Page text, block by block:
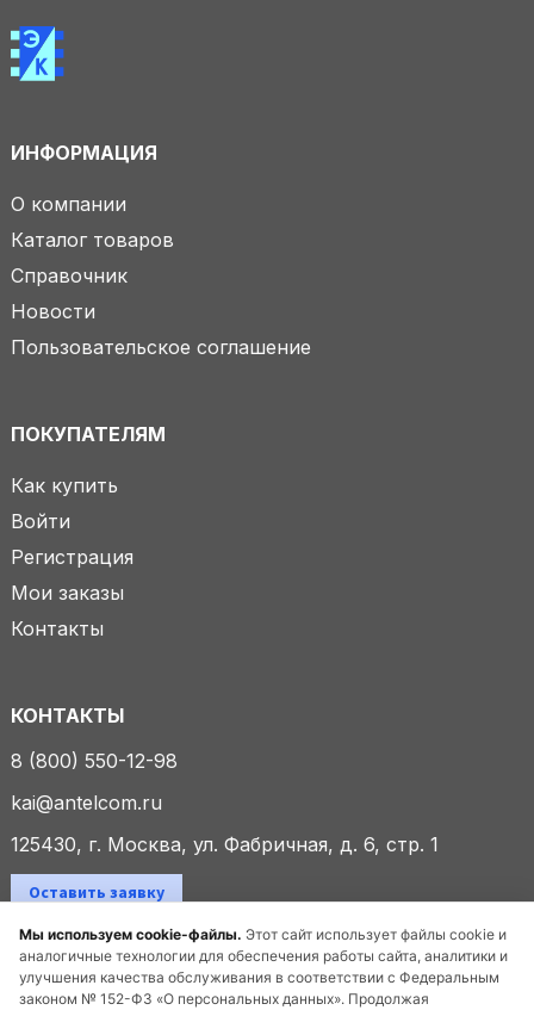
Мы используем cookie-файлы. Этот сайт использует файлы cookie и
аналогичные технологии для обеспечения работы сайта, аналитики и
улучшения качества обслуживания в соответствии с Федеральным
законом № 152-ФЗ «О персональных данных». Продолжая
ИНФОРМАЦИЯ
О компании
Каталог товаров
Справочник
Новости
Пользовательское соглашение
ПОКУПАТЕЛЯМ
Как купить
Войти
Регистрация
Мои заказы
Контакты
КОНТАКТЫ
8 (800) 550-12-98
kai@antelcom.ru
125430, г. Москва, ул. Фабричная, д. 6, стр. 1
Оставить заявку
© 2025 ООО «Антелком». Все права защищены.